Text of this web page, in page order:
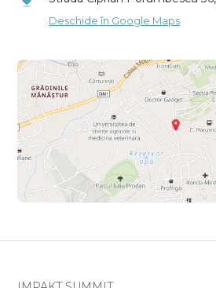
Deschide în Google Maps